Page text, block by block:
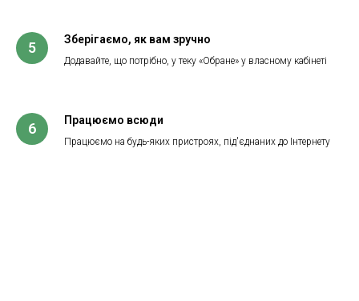
5 Зберігаємо, як вам зручно
Додавайте, що потрібно, у теку «Обране» у власному кабінеті
6 Працюємо всюди
Працюємо на будь-яких пристроях, під'єднаних до Інтернету